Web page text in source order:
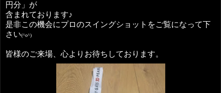
円分」が
含まれております♪
是非この機会にプロのスイングショットをご覧になって下
さい(^o^)
皆様のご来場、心よりお待ちしております。